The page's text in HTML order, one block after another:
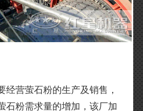
经营萤石粉的生产及销售，
石粉需求量的增加，该厂加